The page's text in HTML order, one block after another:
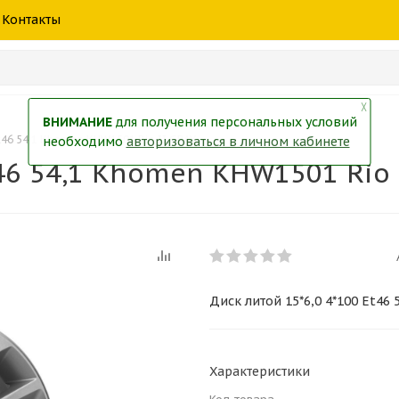
Контакты
54,1 Khomen KHW1501 Rio II GRAY
54,1 Khomen KHW1501 Rio
Диск литой 15*6,0 4*100 Et46
Характеристики
╳
ВНИМАНИЕдля получения персональных условий
необходимо авторизоваться в личном кабинете